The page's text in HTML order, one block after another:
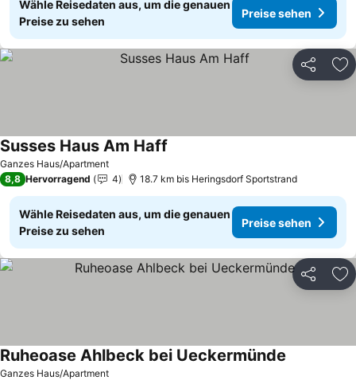
Wähle Reisedaten aus, um die genauen
Preise zu sehen
Preise sehen
Teilen
Ganzes Haus/Apartment
Susses Haus Am Haff
8,8 Hervorragend 4 18.7 km bis Heringsdorf Sportstrand
Wähle Reisedaten aus, um die genauen
Preise zu sehen
Preise sehen
Teilen
Ganzes Haus/Apartment
Ruheoase Ahlbeck bei Ueckermünde